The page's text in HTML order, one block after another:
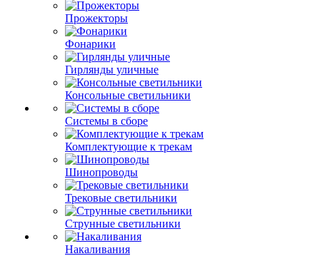
Прожекторы
Фонарики
Гирлянды уличные
Консольные светильники
Системы в сборе
Комплектующие к трекам
Шинопроводы
Трековые светильники
Струнные светильники
Накаливания